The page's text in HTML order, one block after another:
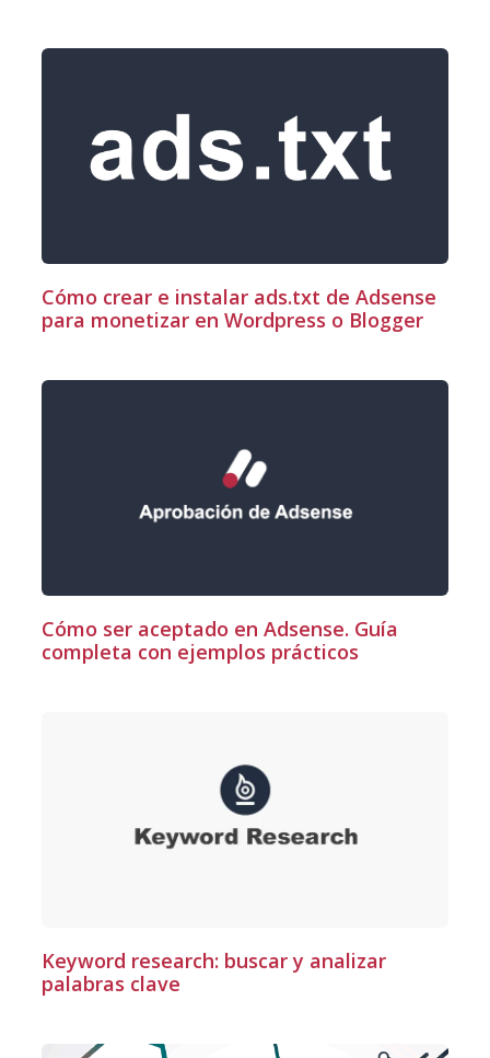
Cómo crear e instalar ads.txt de Adsense
para monetizar en Wordpress o Blogger
Cómo ser aceptado en Adsense. Guía
completa con ejemplos prácticos
Keyword research: buscar y analizar
palabras clave